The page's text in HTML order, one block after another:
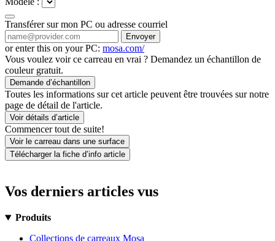
Transférer sur mon PC ou adresse courriel
Envoyer
or enter this on your PC: mosa.com/
Vous voulez voir ce carreau en vrai ? Demandez un échantillon de
couleur gratuit.
Demande d’échantillon
Toutes les informations sur cet article peuvent être trouvées sur notre
page de détail de l'article.
Voir détails d’article
Commencer tout de suite!
Voir le carreau dans une surface
Télécharger la fiche d’info article
Vos derniers articles vus
Produits
Collections de carreaux Mosa